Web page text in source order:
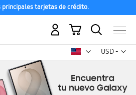
tarjetas de crédito.
USD -
dólar
Mi carrito